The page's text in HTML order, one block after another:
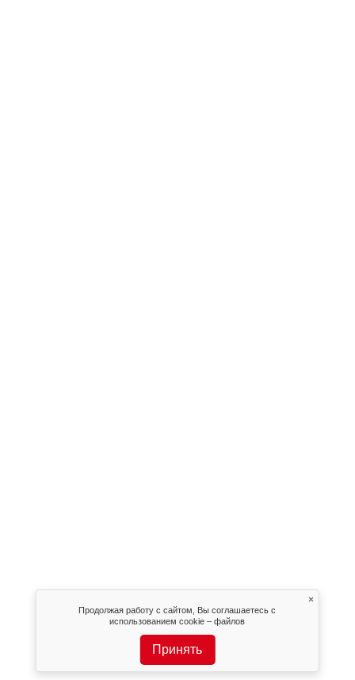
Продолжая работу с сайтом, Вы соглашаетесь с
использованием cookie – файлов
Принять
×